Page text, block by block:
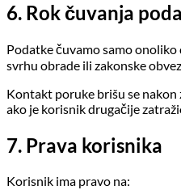
6. Rok čuvanja
Podatke čuvamo samo
svrhu obrade ili zakonske
Kontakt poruke brišu se
ako je korisnik drugačije
7. Prava korisnika
Korisnik ima pravo na: